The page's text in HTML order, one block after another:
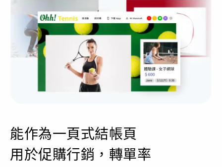
能作為一頁式結帳頁
用於促購行銷，轉單率